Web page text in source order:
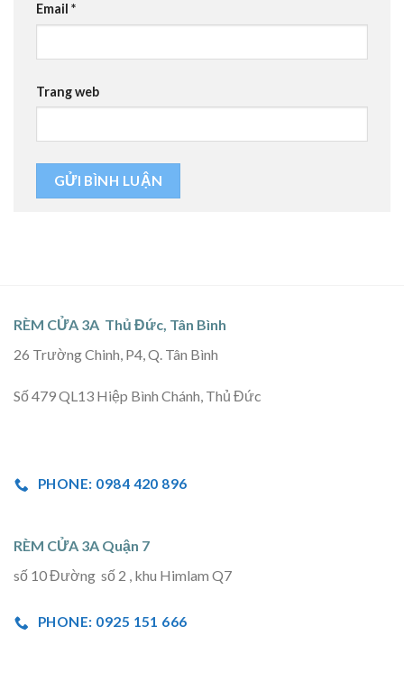
Email *
Trang web
RÈM CỬA 3A Thủ Đức, Tân Bình
26 Trường Chinh, P4, Q. Tân Bình
Số 479 QL13 Hiệp Bình Chánh, Thủ Đức
PHONE: 0984 420 896
RÈM CỬA 3A Quận 7
số 10 Đường số 2 , khu Himlam Q7
PHONE: 0925 151 666